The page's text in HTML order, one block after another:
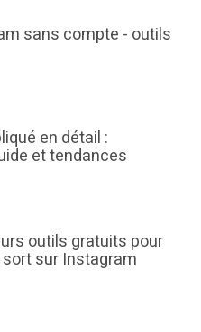
sans compte - outils
en détail :
et tendances
outils gratuits pour
sur Instagram